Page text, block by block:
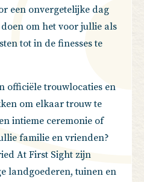
een onvergetelijke dag
om het voor jullie als
tot in de finesses te
officiële trouwlocaties en
om elkaar trouw te
intieme ceremonie of
familie en vrienden?
At First Sight zijn
landgoederen, tuinen en